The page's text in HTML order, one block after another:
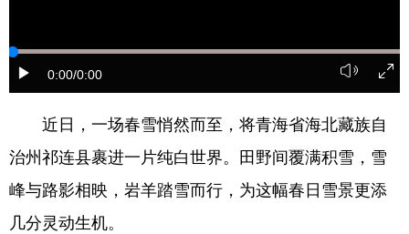
0:00/0:00
近日，一场春雪悄然而至，将青海省海北藏族自
治州祁连县裹进一片纯白世界。田野间覆满积雪，雪
峰与路影相映，岩羊踏雪而行，为这幅春日雪景更添
几分灵动生机。